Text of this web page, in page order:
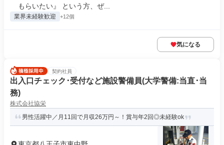
もらいたい』 という方、ぜ...
業界未経験歓迎 +12個
気になる
契約社員
出入口チェック･受付など施設警備員(大学警備:当直･当
務)
株式会社協栄
男性活躍中／月11回で月収26万円～！賞与年2回◎未経験ok